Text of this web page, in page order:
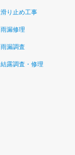
滑り止め工事
雨漏修理
雨漏調査
結露調査・修理